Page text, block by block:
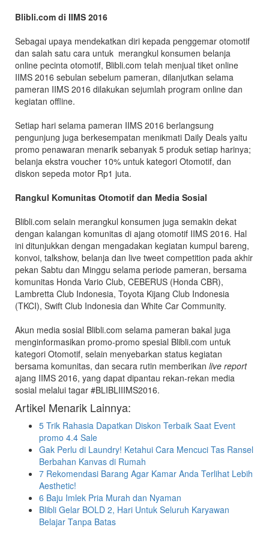
Blibli.com di IIMS 2016
Sebagai upaya mendekatkan diri kepada penggemar otomotif
dan salah satu cara untuk merangkul konsumen belanja
online pecinta otomotif, Blibli.com telah menjual tiket online
IIMS 2016 sebulan sebelum pameran, dilanjutkan selama
pameran IIMS 2016 dilakukan sejumlah program online dan
kegiatan offline.
Setiap hari selama pameran IIMS 2016 berlangsung
pengunjung juga berkesempatan menikmati Daily Deals yaitu
promo penawaran menarik sebanyak 5 produk setiap harinya;
belanja ekstra voucher 10% untuk kategori Otomotif, dan
diskon sepeda motor Rp1 juta.
Rangkul Komunitas Otomotif dan Media Sosial
Blibli.com selain merangkul konsumen juga semakin dekat
dengan kalangan komunitas di ajang otomotif IIMS 2016. Hal
ini ditunjukkan dengan mengadakan kegiatan kumpul bareng,
konvoi, talkshow, belanja dan live tweet competition pada akhir
pekan Sabtu dan Minggu selama periode pameran, bersama
komunitas Honda Vario Club, CEBERUS (Honda CBR),
Lambretta Club Indonesia, Toyota Kijang Club Indonesia
(TKCI), Swift Club Indonesia dan White Car Community.
Akun media sosial Blibli.com selama pameran bakal juga
menginformasikan promo-promo spesial Blibli.com untuk
kategori Otomotif, selain menyebarkan status kegiatan
bersama komunitas, dan secara rutin memberikan live report
ajang IIMS 2016, yang dapat dipantau rekan-rekan media
sosial melalui tagar #BLIBLIIIMS2016.
Artikel Menarik Lainnya:
5 Trik Rahasia Dapatkan Diskon Terbaik Saat Event
promo 4.4 Sale
Gak Perlu di Laundry! Ketahui Cara Mencuci Tas Ransel
Berbahan Kanvas di Rumah
7 Rekomendasi Barang Agar Kamar Anda Terlihat Lebih
Aesthetic!
6 Baju Imlek Pria Murah dan Nyaman
Blibli Gelar BOLD 2, Hari Untuk Seluruh Karyawan
Belajar Tanpa Batas